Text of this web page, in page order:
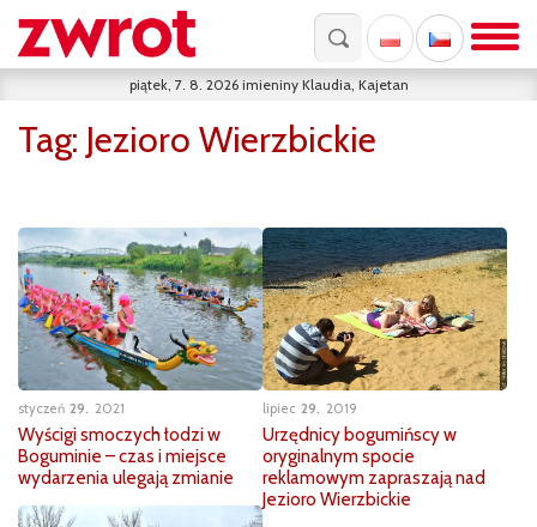
piątek, 7. 8. 2026 imieniny Klaudia, Kajetan
Tag: Jezioro Wierzbickie
styczeń 29 2021
Wyścigi smoczych łodzi w
Boguminie – czas i miejsce
wydarzenia ulegają zmianie
lipiec 29 2019
Urzędnicy bogumińscy w
oryginalnym spocie
reklamowym zapraszają nad
Jezioro Wierzbickie